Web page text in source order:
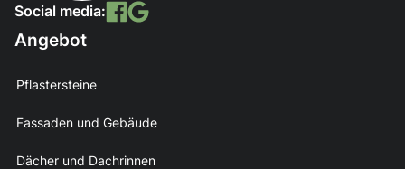
Social media:
Angebot
Pflastersteine
Fassaden und Gebäude
Dächer und Dachrinnen